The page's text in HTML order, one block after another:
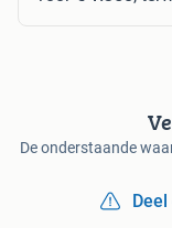
De onderstaande